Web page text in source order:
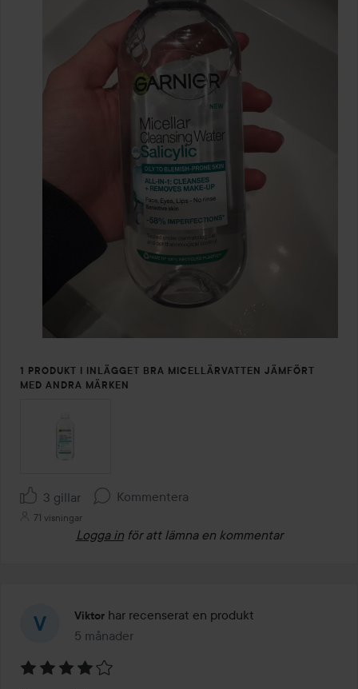
1 PRODUKT I INLÄGGET BRA MICELLÄRVATTEN JÄMFÖRT
MED ANDRA MÄRKEN
3 gillar Kommentera
71 visningar
Logga in för att lämna en kommentar
Viktor har recenserat en produkt
5 månader
Inlägget skapades 5 månader